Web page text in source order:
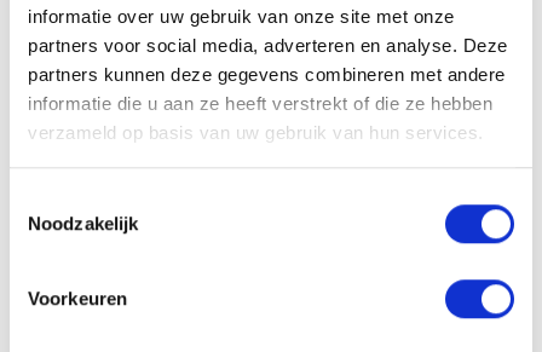
informatie over uw gebruik van onze site met onze
partners voor social media, adverteren en analyse. Deze
partners kunnen deze gegevens combineren met andere
informatie die u aan ze heeft verstrekt of die ze hebben
verzameld op basis van uw gebruik van hun services.
Noodzakelijk
Voorkeuren
Aqua (Water, Eau), Sodium C14-16 Olefin Sulfonate, Cocamidopropyl
Betaine, Sodium Chloride, Panthenol, Citric Acid, PEG-40
Hydrogenated Castor Oil, Sodium Benzoate, PEG-55 Propylene
Glycol Oleate, Propylene Glycol, Daucus Carota Sativa (Carrot) Root
Extract, Cinnamomum Zeylanicum Bark Extract, Phoenix Dactylifera
(Date) Fruit Extract, Linalool, Limonene, Parfum (Fragrance).*
*Les ingrédients et l’emballage peuvent être modifiés. Veuillez
toujours consulter l’étiquette du produit pour les informations les plus